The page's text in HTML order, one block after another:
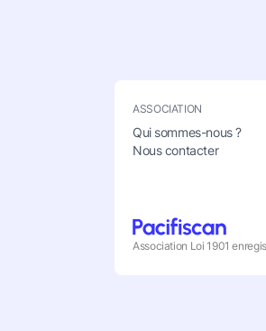
ASSOCIATION
Qui sommes-nous ?
Nous contacter
Association Loi 1901